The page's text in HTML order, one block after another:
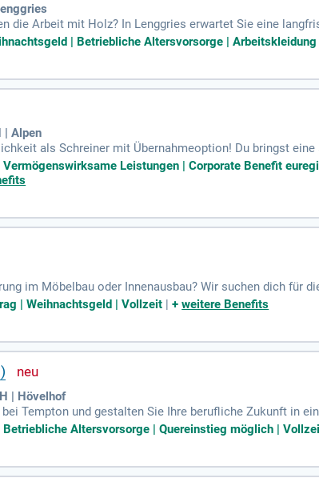
die Arbeit mit Holz? In Lenggries erwartet Sie eine
sich bis zum 3. August 2026 für einen unbefristeten Job
Fahrgeld und großzügigen Prämien.
Prämie. Nutzen Sie die Möglichkeit für eine
| Betriebliche Altersvorsorge |
| Alpen
als Schreiner mit Übernahmeoption! Du bringst
dich eine präzise Holzbearbeitung sowie die
antiker Möbel verantwortlich. Profitiere von
Leistungen | Corporate Benefit
im Möbelbau oder Innenausbau? Wir suchen dich für
Arbeitsvertrag ohne Probezeit und bis zu 30 Tage
Teams und profitiere von persönlicher Betreuung und
| Weihnachtsgeld | Vollzeit |+weitere Benefits
| Hövelhof
Tempton und gestalten Sie Ihre berufliche Zukunft in
tariflicher Bezahlung nach GVP/DGB-Tarifvertrag. Bei
Urlaub. Sie genießen anerkannte Sozialleistungen,
einen festen Ansprechpartner und können von einem
Sie die Chance zur persönlichen Weiterentwicklung!
Altersvorsorge | Quereinstieg möglich |